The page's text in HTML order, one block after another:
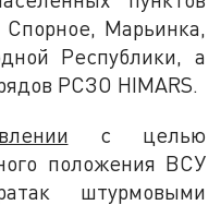
Спорное, Марьинка,
Республики, а
РСЗО HIMARS.
с целью
положения ВСУ
штурмовыми